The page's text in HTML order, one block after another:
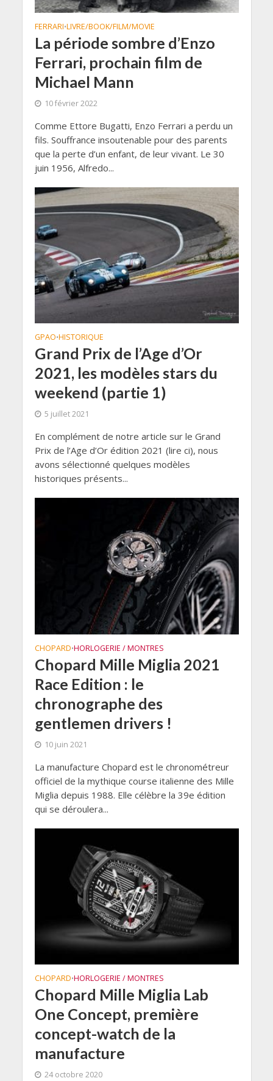
FERRARI•LIVRE/BOOK/FILM/MOVIE
La période sombre d’Enzo
Ferrari, prochain film de
Michael Mann
10 février 2022
Comme Ettore Bugatti, Enzo Ferrari a perdu un
fils. Souffrance insoutenable pour des parents
que la perte d’un enfant, de leur vivant. Le 30
juin 1956, Alfredo...
GPAO•HISTORIQUE
Grand Prix de l’Age d’Or
2021, les modèles stars du
weekend (partie 1)
5 juillet 2021
En complément de notre article sur le Grand
Prix de l’Age d’Or édition 2021 (lire ci), nous
avons sélectionné quelques modèles
historiques présents...
CHOPARD•HORLOGERIE / MONTRES
Chopard Mille Miglia 2021
Race Edition : le
chronographe des
gentlemen drivers !
10 juin 2021
La manufacture Chopard est le chronométreur
officiel de la mythique course italienne des Mille
Miglia depuis 1988. Elle célèbre la 39e édition
qui se déroulera...
CHOPARD•HORLOGERIE / MONTRES
Chopard Mille Miglia Lab
One Concept, première
concept-watch de la
manufacture
24 octobre 2020